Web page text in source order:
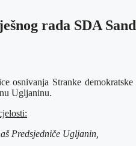
rada SDA
osnivanja Stranke
Ugljaninu.
Predsjedniče Ugljanin,